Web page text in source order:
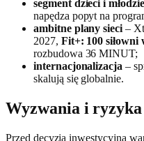
segment dzieci i
napędza popyt na
ambitne plany sieci –
2027, Fit+: 100 siłowni
rozbudowa 36 MINUT;
internacjonalizacja –
skalują się globalnie.
Wyzwania i ryzyka
Przed decyzją inwestycyjną